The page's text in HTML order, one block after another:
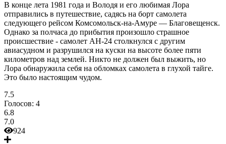
В конце лета 1981 года и Володя и его любимая Лора
отправились в путешествие, садясь на борт самолета
следующего рейсом Комсомольск-на-Амуре — Благовещенск.
Однако за полчаса до прибытия произошло страшное
происшествие - самолет АН-24 столкнулся с другим
авиасудном и разрушился на куски на высоте более пяти
километров над землей. Никто не должен был выжить, но
Лора обнаружила себя на обломках самолета в глухой тайге.
Это было настоящим чудом.
7.5
Голосов: 4
6.8
7.0
924